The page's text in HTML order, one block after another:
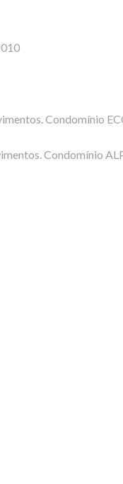
Condomínio
Condomínio